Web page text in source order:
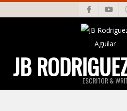
to
JB ESCRITOR &